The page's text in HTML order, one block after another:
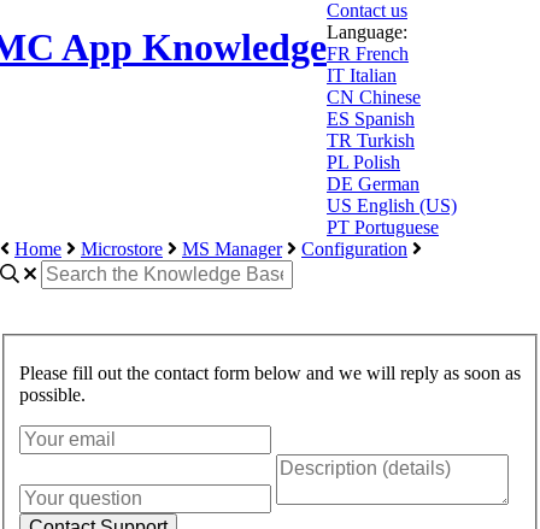
App Knowledge
Contact us
Language:
FR French
IT Italian
CN Chinese
ES Spanish
TR Turkish
PL Polish
DE German
US English (US)
PT Portuguese
Home
Microstore MS Manager Configuration
Please fill out the contact form below and we will reply as soon as
possible.